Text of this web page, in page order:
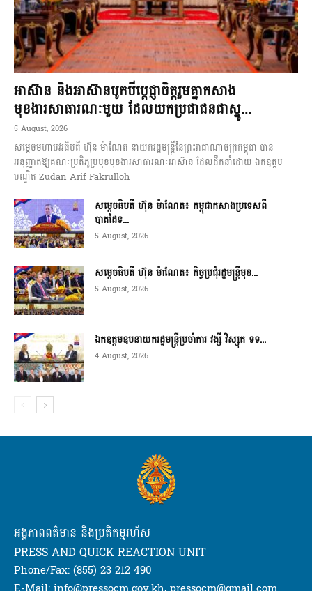
អាស៊ាន និងអាស៊ានបូកបីប្តេជ្ញាចិត្តរួមគ្នាកសាង
មុខងារសាធារណៈមួយ ដែលយកប្រជាជនជាស្នូ...
5 August, 2026
សម្តេចមហាបវរធិបតី ហ៊ុន ម៉ាណែត នាយករដ្ឋមន្ត្រីនៃព្រះរាជាណាចក្រកម្ពុជា បាន
អនុញ្ញាតឱ្យគណៈប្រតិភូប្រមុខមុខងារសាធារណៈអាស៊ាន ដែលដឹកនាំដោយ ឯកឧត្តម
បណ្ឌិត Zudan Arif Fakrulloh
សម្ដេចធិបតី ហ៊ុន ម៉ាណែត៖ កម្ពុជាកសាងប្រទេសពី
បាតដៃទ...
5 August, 2026
សម្ដេចធិបតី ហ៊ុន ម៉ាណែត៖ កិច្ចប្រជុំរដ្ឋមន្ត្រីមុខ...
5 August, 2026
ឯកឧត្តមឧបនាយករដ្ឋមន្ត្រីប្រចាំការ វង្សី វិស្សុត ទទ...
4 August, 2026
អង្គភាពពត៌មាន និងប្រតិកម្មរហ័ស
PRESS AND QUICK REACTION UNIT
Phone/Fax: (855) 23 212 490